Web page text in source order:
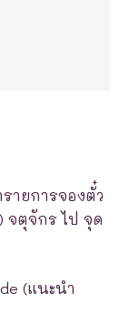
ายการจองตั๋ว
จตุจักร ไป จุด
(แนะนำ